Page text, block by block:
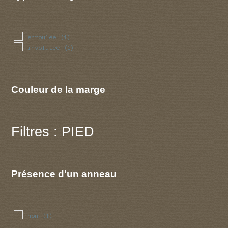
enroulee (1)
involutee (1)
Couleur de la marge
Filtres : PIED
Présence d'un anneau
non (1)